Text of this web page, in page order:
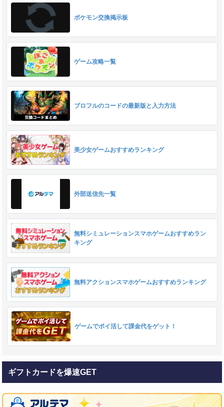
ポケモン交換掲示板
ゲーム攻略一覧
ブロフルのコードの最新版と入力方法
美少女ゲームおすすめランキング
外部送信先一覧
無料シミュレーションスマホゲームおすすめラン
キング
無料アクションスマホゲームおすすめランキング
ゲームでポイ活して課金代をゲット！
ギフトカードを爆速GET